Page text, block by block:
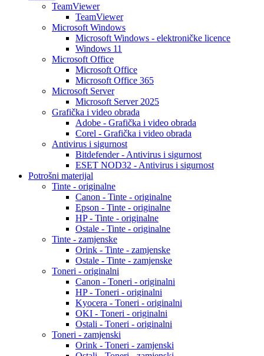
TeamViewer
TeamViewer
Microsoft Windows
Microsoft Windows - elektroničke licence
Windows 11
Microsoft Office
Microsoft Office
Microsoft Office 365
Microsoft Server
Microsoft Server 2025
Grafička i video obrada
Adobe - Grafička i video obrada
Corel - Grafička i video obrada
Antivirus i sigurnost
Bitdefender - Antivirus i sigurnost
ESET NOD32 - Antivirus i sigurnost
Potrošni materijal
Tinte - originalne
Canon - Tinte - originalne
Epson - Tinte - originalne
HP - Tinte - originalne
Ostale - Tinte - originalne
Tinte - zamjenske
Orink - Tinte - zamjenske
Ostale - Tinte - zamjenske
Toneri - originalni
Canon - Toneri - originalni
HP - Toneri - originalni
Kyocera - Toneri - originalni
OKI - Toneri - originalni
Ostali - Toneri - originalni
Toneri - zamjenski
Orink - Toneri - zamjenski